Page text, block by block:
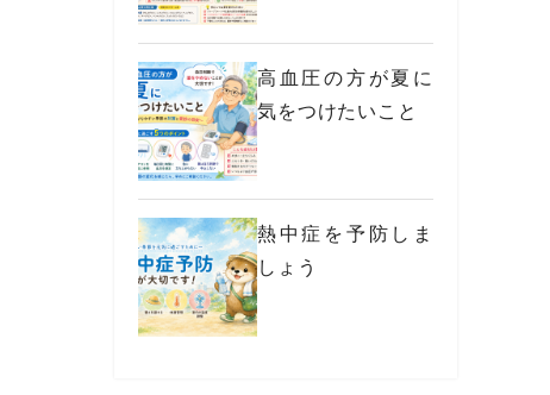
高血圧の方が夏に
気をつけたいこと
熱中症を予防しま
しょう